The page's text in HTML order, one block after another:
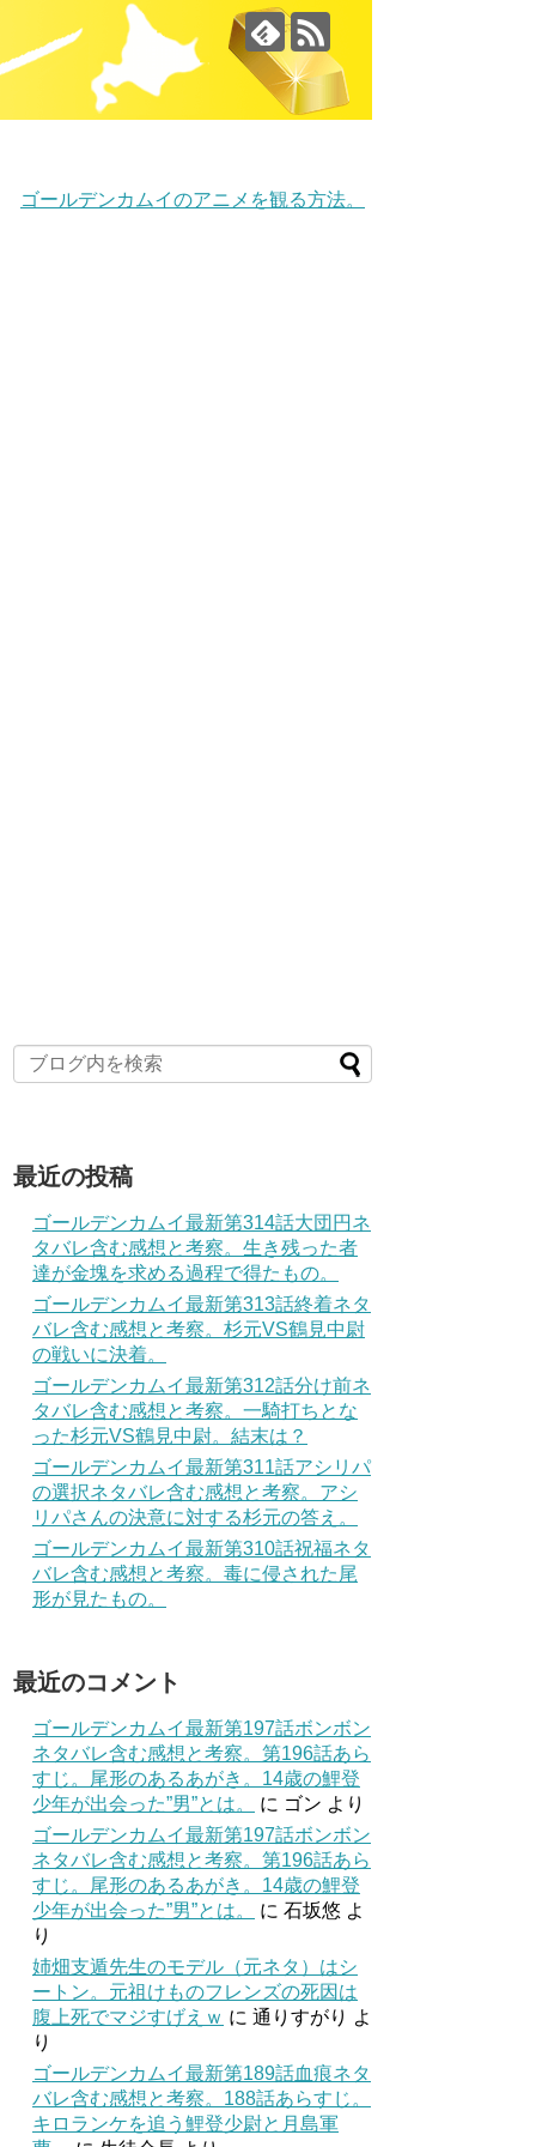
ゴールデンカムイのアニメを観る方法。
最近の投稿
ゴールデンカムイ最新第314話大団円ネ
タバレ含む感想と考察。生き残った者
達が金塊を求める過程で得たもの。
ゴールデンカムイ最新第313話終着ネタ
バレ含む感想と考察。杉元VS鶴見中尉
の戦いに決着。
ゴールデンカムイ最新第312話分け前ネ
タバレ含む感想と考察。一騎打ちとな
った杉元VS鶴見中尉。結末は？
ゴールデンカムイ最新第311話アシリパ
の選択ネタバレ含む感想と考察。アシ
リパさんの決意に対する杉元の答え。
ゴールデンカムイ最新第310話祝福ネタ
バレ含む感想と考察。毒に侵された尾
形が見たもの。
最近のコメント
ゴールデンカムイ最新第197話ボンボン
ネタバレ含む感想と考察。第196話あら
すじ。尾形のあるあがき。14歳の鯉登
少年が出会った”男”とは。
に ゴン より
ゴールデンカムイ最新第197話ボンボン
ネタバレ含む感想と考察。第196話あら
すじ。尾形のあるあがき。14歳の鯉登
少年が出会った”男”とは。
に 石坂悠 よ
り
姉畑支遁先生のモデル（元ネタ）はシ
ートン。元祖けものフレンズの死因は
腹上死でマジすげえｗ に 通りすがり よ
り
ゴールデンカムイ最新第189話血痕ネタ
バレ含む感想と考察。188話あらすじ。
キロランケを追う鯉登少尉と月島軍